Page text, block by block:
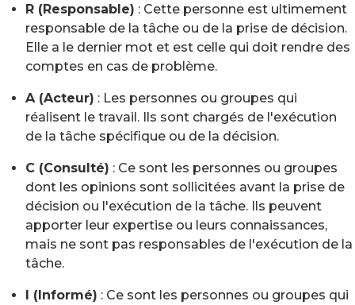
R (Responsable) : Cette personne est ultimement
responsable de la tâche ou de la prise de décision.
Elle a le dernier mot et est celle qui doit rendre des
comptes en cas de problème.
A (Acteur) : Les personnes ou groupes qui
réalisent le travail. Ils sont chargés de l'exécution
de la tâche spécifique ou de la décision.
C (Consulté) : Ce sont les personnes ou groupes
dont les opinions sont sollicitées avant la prise de
décision ou l'exécution de la tâche. Ils peuvent
apporter leur expertise ou leurs connaissances,
mais ne sont pas responsables de l'exécution de la
tâche.
I (Informé) : Ce sont les personnes ou groupes qui